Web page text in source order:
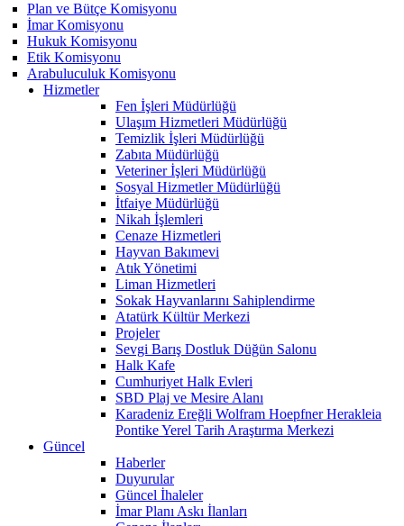
Plan ve Bütçe Komisyonu
İmar Komisyonu
Hukuk Komisyonu
Etik Komisyonu
Arabuluculuk Komisyonu
Hizmetler
Fen İşleri Müdürlüğü
Ulaşım Hizmetleri Müdürlüğü
Temizlik İşleri Müdürlüğü
Zabıta Müdürlüğü
Veteriner İşleri Müdürlüğü
Sosyal Hizmetler Müdürlüğü
İtfaiye Müdürlüğü
Nikah İşlemleri
Cenaze Hizmetleri
Hayvan Bakımevi
Atık Yönetimi
Liman Hizmetleri
Sokak Hayvanlarını Sahiplendirme
Atatürk Kültür Merkezi
Projeler
Sevgi Barış Dostluk Düğün Salonu
Halk Kafe
Cumhuriyet Halk Evleri
SBD Plaj ve Mesire Alanı
Karadeniz Ereğli Wolfram Hoepfner Herakleia
Pontike Yerel Tarih Araştırma Merkezi
Güncel
Haberler
Duyurular
Güncel İhaleler
İmar Planı Askı İlanları